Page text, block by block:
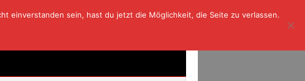
einverstanden sein, hast du jetzt die Möglichkeit, die Seite zu verlassen.